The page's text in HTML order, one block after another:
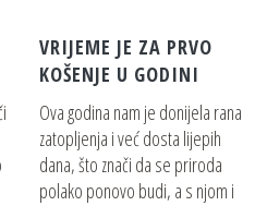
VRIJEME JE ZA PRVO
KOŠENJE U GODINI
Ova godina nam je donijela rana
zatopljenja i već dosta lijepih
dana, što znači da se priroda
polako ponovo budi, a s njom i